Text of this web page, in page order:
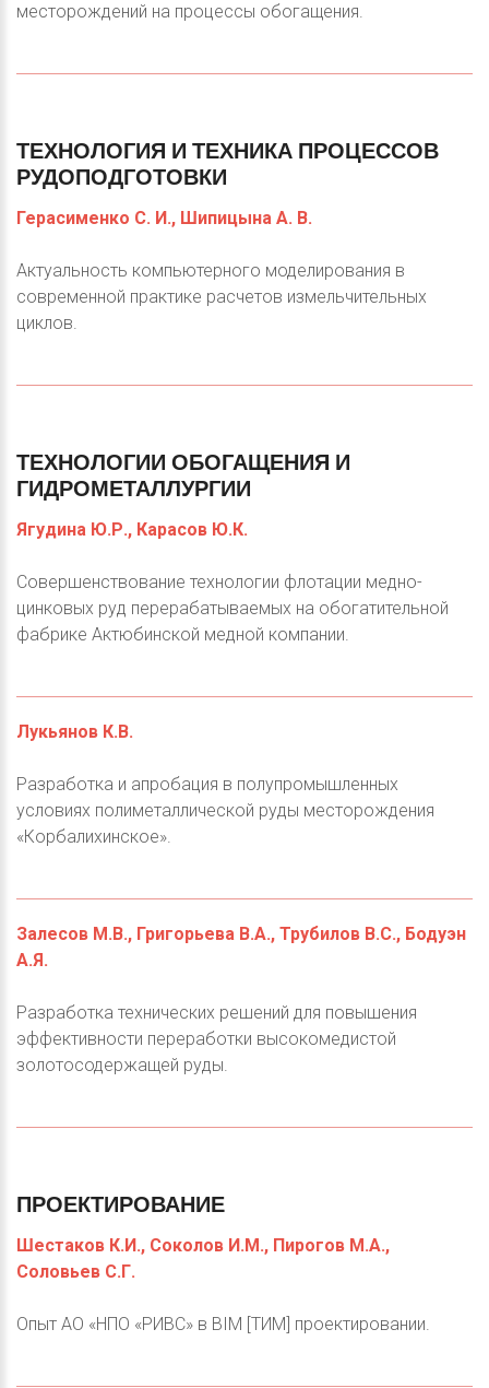
месторождений на процессы обогащения.
ТЕХНОЛОГИЯ И ТЕХНИКА ПРОЦЕССОВ
РУДОПОДГОТОВКИ
Герасименко С. И., Шипицына А. В.
Актуальность компьютерного моделирования в
современной практике расчетов измельчительных
циклов.
ТЕХНОЛОГИИ ОБОГАЩЕНИЯ И
ГИДРОМЕТАЛЛУРГИИ
Ягудина Ю.Р., Карасов Ю.К.
Совершенствование технологии флотации медно-
цинковых руд перерабатываемых на обогатительной
фабрике Актюбинской медной компании.
Лукьянов К.В.
Разработка и апробация в полупромышленных
условиях полиметаллической руды месторождения
«Корбалихинское».
Залесов М.В., Григорьева В.А., Трубилов В.С., Бодуэн
А.Я.
Разработка технических решений для повышения
эффективности переработки высокомедистой
золотосодержащей руды.
ПРОЕКТИРОВАНИЕ
Шестаков К.И., Соколов И.М., Пирогов М.А.,
Соловьев С.Г.
Опыт АО «НПО «РИВС» в BIM [ТИМ] проектировании.